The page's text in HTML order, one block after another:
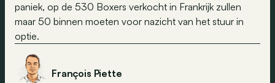
paniek, op de 530 Boxers verkocht in Frankrijk zullen
maar 50 binnen moeten voor nazicht van het stuur in
optie.
François Piette